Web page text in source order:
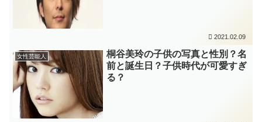
2021.02.09
女性芸能人
桐谷美玲の子供の写真と性別？名
前と誕生日？子供時代が可愛すぎ
る？